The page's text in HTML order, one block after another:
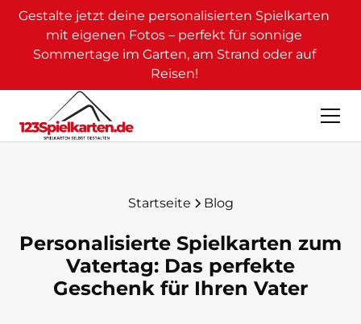
Gestalte jetzt deine personalisierten Spielkarten
mit eigenen Fotos – perfekt für sonnige
Sommertage im Garten, am Strand oder auf
Reisen!
Startseite Blog
Personalisierte Spielkarten zum
Vatertag: Das perfekte
Geschenk für Ihren Vater